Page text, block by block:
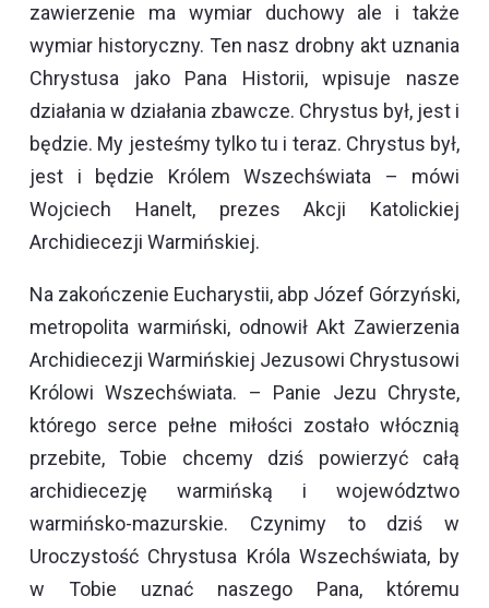
zawierzenie ma wymiar duchowy ale i także
wymiar historyczny. Ten nasz drobny akt uznania
Chrystusa jako Pana Historii, wpisuje nasze
działania w działania zbawcze. Chrystus był, jest i
będzie. My jesteśmy tylko tu i teraz. Chrystus był,
jest i będzie Królem Wszechświata – mówi
Wojciech Hanelt, prezes Akcji Katolickiej
Archidiecezji Warmińskiej.
Na zakończenie Eucharystii, abp Józef Górzyński,
metropolita warmiński, odnowił Akt Zawierzenia
Archidiecezji Warmińskiej Jezusowi Chrystusowi
Królowi Wszechświata. – Panie Jezu Chryste,
którego serce pełne miłości zostało włócznią
przebite, Tobie chcemy dziś powierzyć całą
archidiecezję warmińską i województwo
warmińsko-mazurskie. Czynimy to dziś w
Uroczystość Chrystusa Króla Wszechświata, by
w Tobie uznać naszego Pana, któremu